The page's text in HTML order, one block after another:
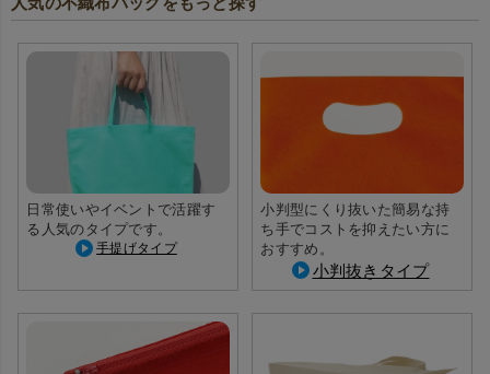
日常使いやイベントで活躍す
る人気のタイプです。
手提げタイプ
小判型にくり抜いた簡易な持
ち手でコストを抑えたい方に
おすすめ。
小判抜きタイプ